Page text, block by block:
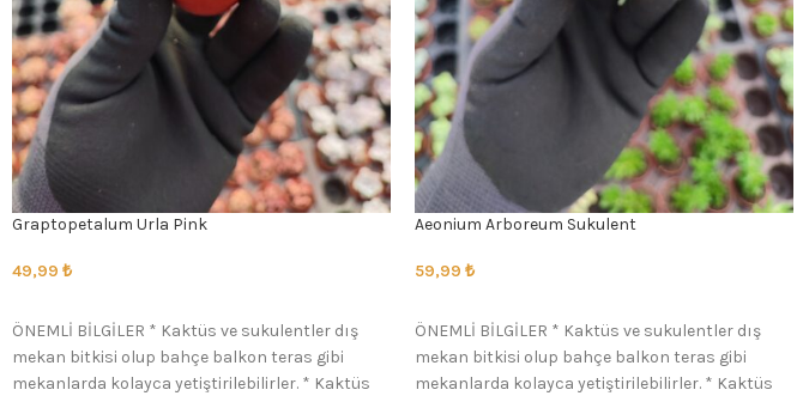
Graptopetalum Urla Pink
49,99 ₺
ÖNEMLİ BİLGİLER * Kaktüs ve sukulentler dış
mekan bitkisi olup bahçe balkon teras gibi
mekanlarda kolayca yetiştirilebilirler. * Kaktüs
Aeonium Arboreum Sukulent
59,99 ₺
ÖNEMLİ BİLGİLER * Kaktüs ve sukulentler dış
mekan bitkisi olup bahçe balkon teras gibi
mekanlarda kolayca yetiştirilebilirler. * Kaktüs